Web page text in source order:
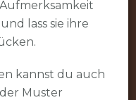
lass sie ihre
kannst du auch
Muster